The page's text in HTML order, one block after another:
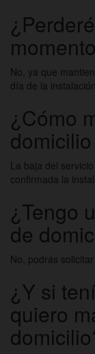
No, ya que
día de la
¿Cómo
La baja del
confirmada la
¿Tengo
de
No, podrás
¿Y si
quiero